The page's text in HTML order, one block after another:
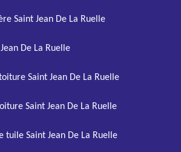
Saint Jean De La Ruelle
De La Ruelle
Saint Jean De La Ruelle
Saint Jean De La Ruelle
tuile Saint Jean De La Ruelle